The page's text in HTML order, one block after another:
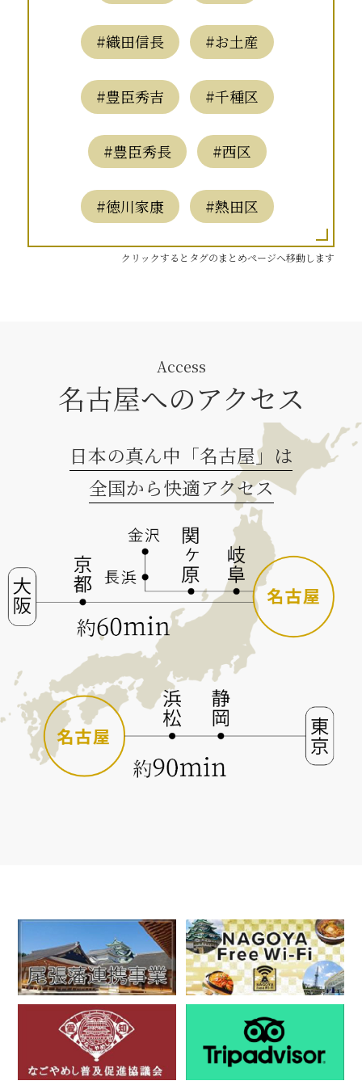
#織田信長 #お土産
#豊臣秀吉 #千種区
#豊臣秀長 #西区
#徳川家康 #熱田区
クリックするとタグのまとめページへ移動します
Access
名古屋へのアクセス
日本の真ん中「名古屋」は
全国から快適アクセス